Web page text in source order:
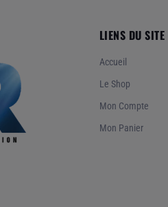
LIENS DU SITE
Accueil
Le Shop
Mon Compte
Mon Panier